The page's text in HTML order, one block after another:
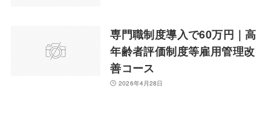
専門職制度導入で60万円｜高
年齢者評価制度等雇用管理改
善コース
2026年4月28日